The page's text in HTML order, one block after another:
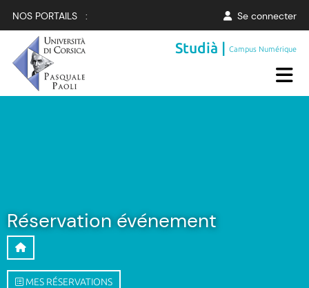
NOS PORTAILS : Se connecter
Studià |Campus Numérique
Réservation événement
MES RÉSERVATIONS